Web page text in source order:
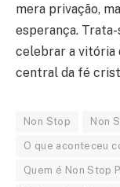
mera privação,
esperança.
celebrar a vitória
central da fé
Non Stop Non
O que aconteceu
Quem é Non Stop